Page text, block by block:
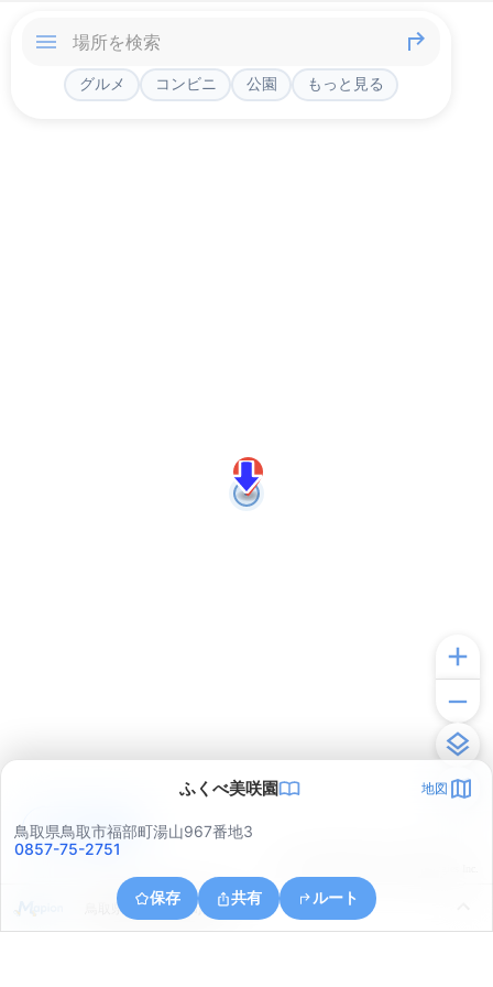
グルメ コンビニ 公園 もっと見る
ふくべ美咲園 地図
鳥取県鳥取市福部町湯山967番地3
0857-75-2751
保存 共有 ルート
鳥取県鳥取市福部町湯山
アプリで見る